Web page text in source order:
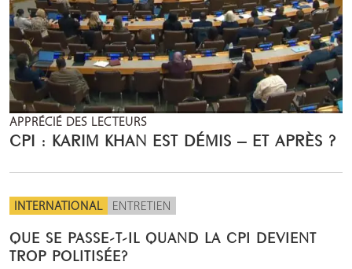
APPRÉCIÉ DES LECTEURS
CPI : KARIM KHAN EST DÉMIS – ET APRÈS ?
INTERNATIONAL ENTRETIEN
QUE SE PASSE-T-IL QUAND LA CPI DEVIENT
TROP POLITISÉE?